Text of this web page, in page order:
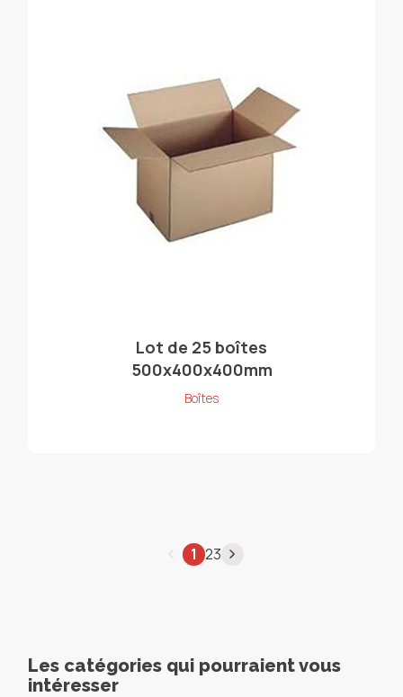
Lot de 25 boîtes
500x400x400mm
Boîtes
1 23
Les catégories qui pourraient vous
intéresser